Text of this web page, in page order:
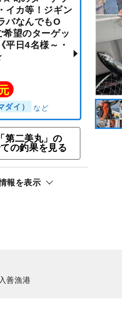
ス☆旬のターゲッ
・イカ等！ジギン
ラバなんでもO
ご希望のターゲッ
《平日4名様～・
》☆
還元
「第二美丸」の
の釣果を見る
報を表示
善漁港